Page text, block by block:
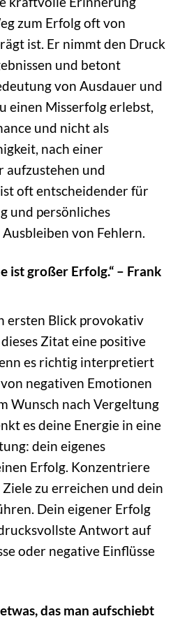
zum Erfolg oft von
ist. Er nimmt den Druck
und betont
von Ausdauer und
einen Misserfolg erlebst,
und nicht als
nach einer
aufzustehen und
oft entscheidender für
und persönliches
von Fehlern.
ist großer Erfolg.“ – Frank
ersten Blick provokativ
Zitat eine positive
es richtig interpretiert
negativen Emotionen
Wunsch nach Vergeltung
es deine Energie in eine
dein eigenes
Erfolg. Konzentriere
zu erreichen und dein
Dein eigener Erfolg
Antwort auf
oder negative Einflüsse
das man aufschiebt